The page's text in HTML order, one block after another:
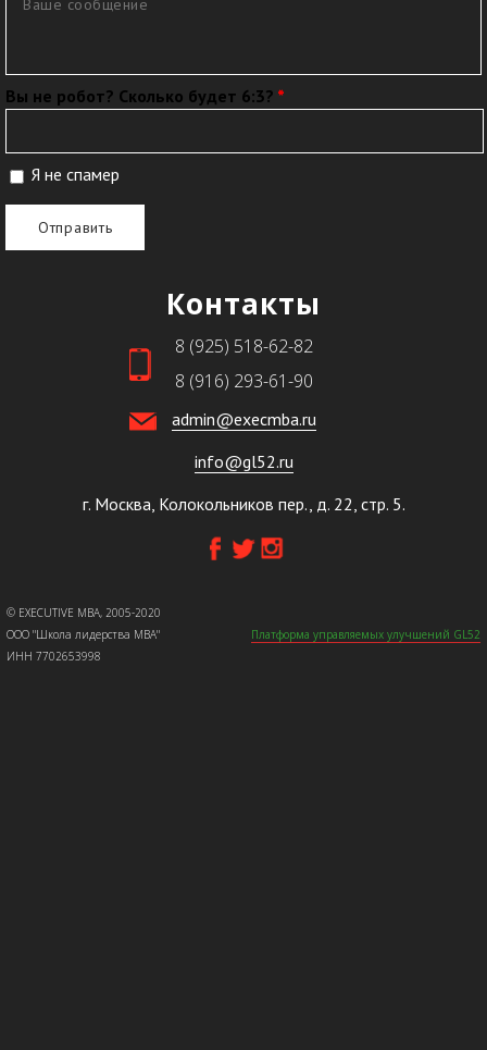
Вы не робот? Сколько будет 6:3? *
Я не спамер
Я спамер
Контакты
8 (925) 518-62-82
8 (916) 293-61-90
admin@execmba.ru
info@gl52.ru
г. Москва, Колокольников пер., д. 22, стр. 5.
© EXECUTIVE MBA, 2005-2020
ООО "Школа лидерства МВА"
ИНН 7702653998
Платформа управляемых улучшений GL52